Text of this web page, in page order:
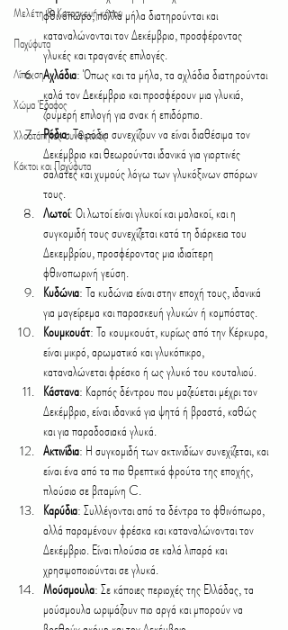
Μελέτη & Κατασκευή κήπου
Παχύφυτα
Λίπανση
Χώμα Έδαφος
Χλοοτάπητας συνθετικός
Κάκτοι και Παχύφυτα
φθινόπωρο, πολλά μήλα διατηρούνται και
καταναλώνονται τον Δεκέμβριο, προσφέροντας
γλυκές και τραγανές επιλογές.
Αχλάδια: Όπως και τα μήλα, τα αχλάδια διατηρούνται
καλά τον Δεκέμβριο και προσφέρουν μια γλυκιά,
ζουμερή επιλογή για σνακ ή επιδόρπιο.
Ρόδια: Τα ρόδια συνεχίζουν να είναι διαθέσιμα τον
Δεκέμβριο και θεωρούνται ιδανικά για γιορτινές
σαλάτες και χυμούς λόγω των γλυκόξινων σπόρων
τους.
Λωτοί: Οι λωτοί είναι γλυκοί και μαλακοί, και η
συγκομιδή τους συνεχίζεται κατά τη διάρκεια του
Δεκεμβρίου, προσφέροντας μια ιδιαίτερη
φθινοπωρινή γεύση.
Κυδώνια: Τα κυδώνια είναι στην εποχή τους, ιδανικά
για μαγείρεμα και παρασκευή γλυκών ή κομπόστας.
Κουμκουάτ: Το κουμκουάτ, κυρίως από την Κέρκυρα,
είναι μικρό, αρωματικό και γλυκόπικρο,
καταναλώνεται φρέσκο ή ως γλυκό του κουταλιού.
Κάστανα: Καρπός δέντρου που μαζεύεται μέχρι τον
Δεκέμβριο, είναι ιδανικά για ψητά ή βραστά, καθώς
και για παραδοσιακά γλυκά.
Ακτινίδια: Η συγκομιδή των ακτινιδίων συνεχίζεται, και
είναι ένα από τα πιο θρεπτικά φρούτα της εποχής,
πλούσιο σε βιταμίνη C.
Καρύδια: Συλλέγονται από τα δέντρα το φθινόπωρο,
αλλά παραμένουν φρέσκα και καταναλώνονται τον
Δεκέμβριο. Είναι πλούσια σε καλά λιπαρά και
χρησιμοποιούνται σε γλυκά.
Μούσμουλα: Σε κάποιες περιοχές της Ελλάδας, τα
μούσμουλα ωριμάζουν πιο αργά και μπορούν να